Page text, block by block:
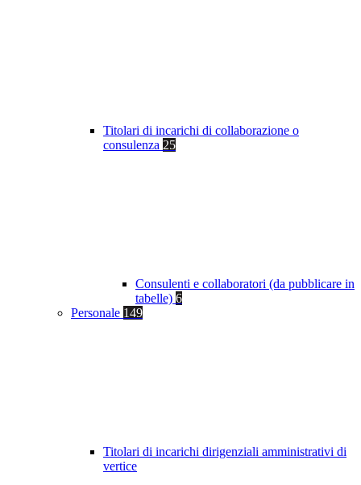
Titolari di incarichi di collaborazione o
consulenza 25
Consulenti e collaboratori (da pubblicare in
tabelle) 6
Personale 149
Titolari di incarichi dirigenziali amministrativi di
vertice